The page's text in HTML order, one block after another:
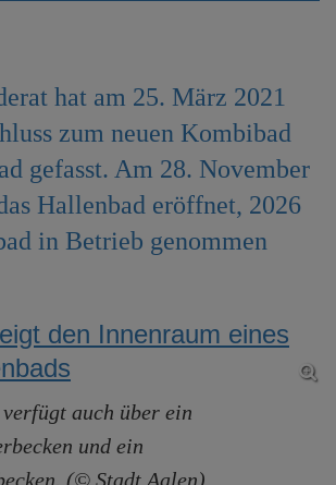
hat am 25. März 2021
zum neuen Kombibad
gefasst. Am 28. November
Hallenbad eröffnet, 2026
in Betrieb genommen
auch über ein
und ein
(© Stadt Aalen)